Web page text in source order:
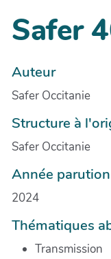
Safer
Auteur
Safer Occitanie
Structure à
Safer Occitanie
Année parution
2024
Thématiques
Transmission